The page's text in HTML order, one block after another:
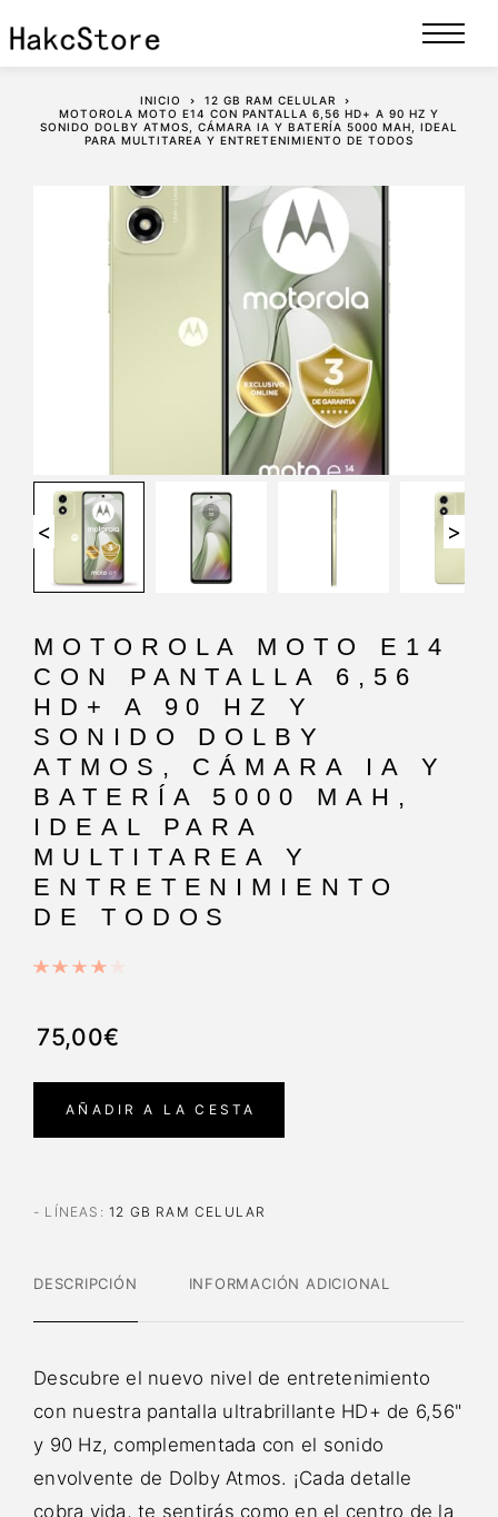
INICIO
12 GB RAM CELULAR
MOTOROLA MOTO E14 CON PANTALLA 6,56 HD+ A 90 HZ Y
SONIDO DOLBY ATMOS, CÁMARA IA Y BATERÍA 5000 MAH, IDEAL
PARA MULTITAREA Y ENTRETENIMIENTO DE TODOS
< >
MOTOROLA MOTO E14
CON PANTALLA 6,56
HD+ A 90 HZ Y
SONIDO DOLBY
ATMOS, CÁMARA IA Y
BATERÍA 5000 MAH,
IDEAL PARA
MULTITAREA Y
ENTRETENIMIENTO
DE TODOS
75,00€
AÑADIR A LA CESTA
- LÍNEAS :12 GB RAM CELULAR
DESCRIPCIÓN INFORMACIÓN ADICIONAL
Descubre el nuevo nivel de entretenimiento
con nuestra pantalla ultrabrillante HD+ de 6,56"
y 90 Hz, complementada con el sonido
envolvente de Dolby Atmos. ¡Cada detalle
cobra vida, te sentirás como en el centro de la